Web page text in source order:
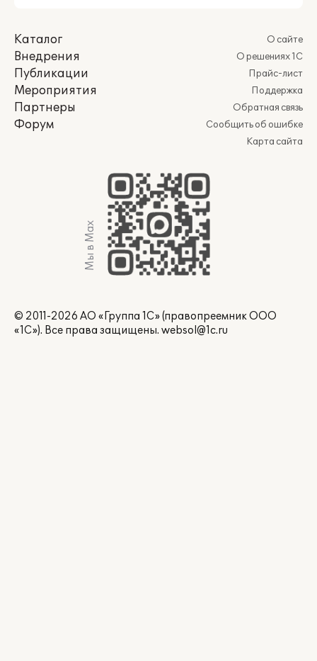
Каталог
Внедрения
Публикации
Мероприятия
Партнеры
Форум
О сайте
О решениях 1С
Прайс-лист
Поддержка
Обратная связь
Сообщить об ошибке
Карта сайта
Мы в Max
© 2011-2026 АО «Группа 1С» (правопреемник ООО
«1С»). Все права защищены. websol@1c.ru